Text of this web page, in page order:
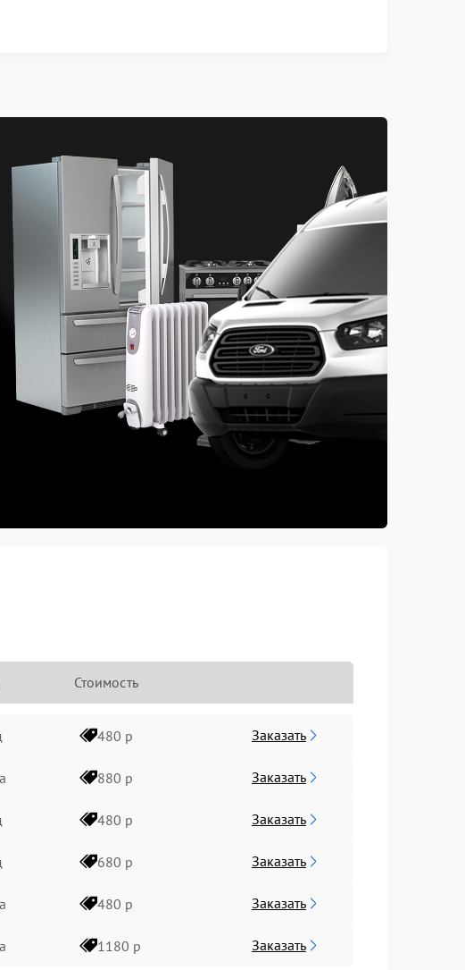
Стоимость
480 р Заказать
880 р Заказать
480 р Заказать
680 р Заказать
480 р Заказать
1180 р Заказать